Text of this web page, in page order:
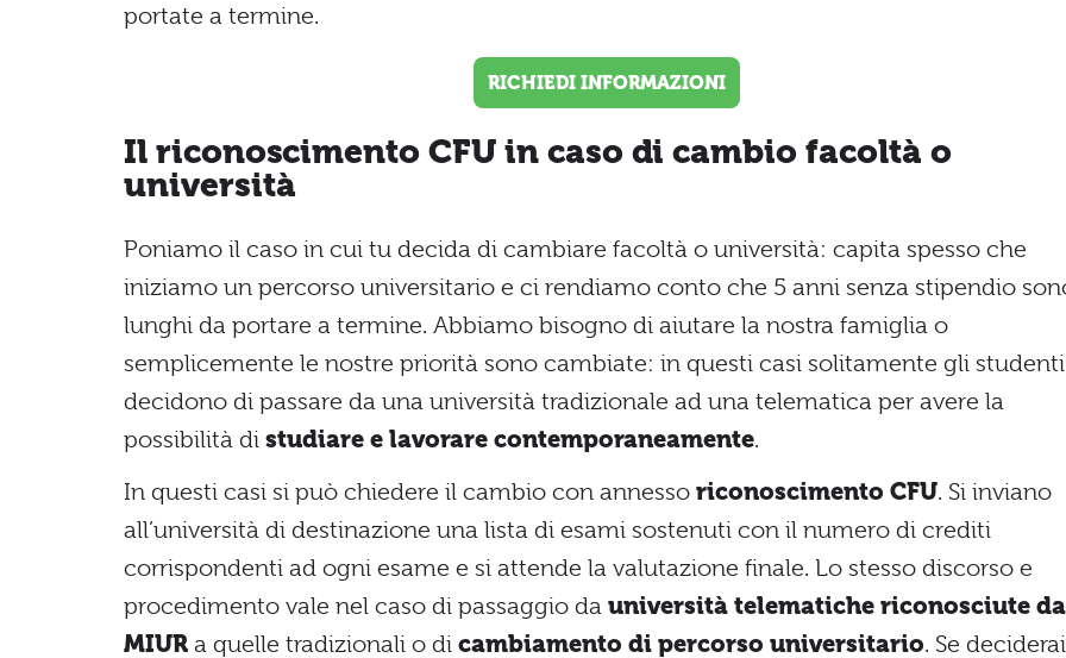
portate a termine.
RICHIEDI INFORMAZIONI
Il riconoscimento CFU in caso di cambio facoltà o
università
Poniamo il caso in cui tu decida di cambiare facoltà o università: capita spesso che
iniziamo un percorso universitario e ci rendiamo conto che 5 anni senza stipendio
lunghi da portare a termine. Abbiamo bisogno di aiutare la nostra famiglia o
semplicemente le nostre priorità sono cambiate: in questi casi solitamente gli studenti
decidono di passare da una università tradizionale ad una telematica per avere la
possibilità di studiare e lavorare contemporaneamente.
In questi casi si può chiedere il cambio con annesso riconoscimento CFU. Si inviano
all’università di destinazione una lista di esami sostenuti con il numero di crediti
corrispondenti ad ogni esame e si attende la valutazione finale. Lo stesso discorso e
procedimento vale nel caso di passaggio da università telematiche riconosciute
MIUR a quelle tradizionali o di cambiamento di percorso universitario. Se deciderai